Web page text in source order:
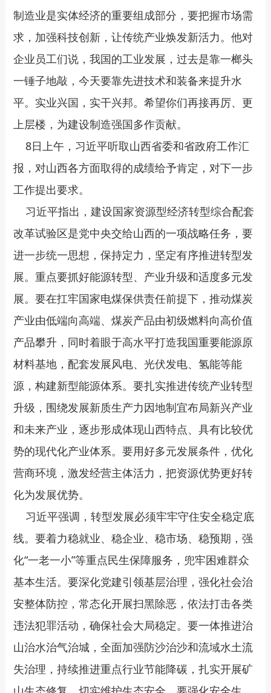
制造业是实体经济的重要组成部分，要把握市场需
求，加强科技创新，让传统产业焕发新活力。他对
企业员工们说，我国的工业发展，过去是靠一榔头
一锤子地敲，今天要靠先进技术和装备来提升水
平。实业兴国，实干兴邦。希望你们再接再厉、更
上层楼，为建设制造强国多作贡献。
8日上午，习近平听取山西省委和省政府工作汇
报，对山西各方面取得的成绩给予肯定，对下一步
工作提出要求。
习近平指出，建设国家资源型经济转型综合配套
改革试验区是党中央交给山西的一项战略任务，要
进一步统一思想，保持定力，坚定有序推进转型发
展。重点要抓好能源转型、产业升级和适度多元发
展。要在扛牢国家电煤保供责任前提下，推动煤炭
产业由低端向高端、煤炭产品由初级燃料向高价值
产品攀升，同时着眼于高水平打造我国重要能源原
材料基地，配套发展风电、光伏发电、氢能等能
源，构建新型能源体系。要扎实推进传统产业转型
升级，围绕发展新质生产力因地制宜布局新兴产业
和未来产业，逐步形成体现山西特点、具有比较优
势的现代化产业体系。要用好多元发展条件，优化
营商环境，激发经营主体活力，把资源优势更好转
化为发展优势。
习近平强调，转型发展必须牢牢守住安全稳定底
线。要着力稳就业、稳企业、稳市场、稳预期，强
化“一老一小”等重点民生保障服务，兜牢困难群众
基本生活。要深化党建引领基层治理，强化社会治
安整体防控，常态化开展扫黑除恶，依法打击各类
违法犯罪活动，确保社会大局稳定。要一体推进治
山治水治气治城，全面加强防沙治沙和流域水土流
失治理，持续推进重点行业节能降碳，扎实开展矿